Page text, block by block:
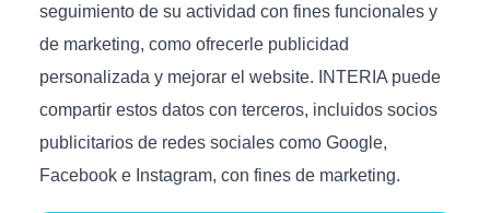
Productos
Sofás
seguimiento de su actividad con fines funcionales y
de marketing, como ofrecerle publicidad
personalizada y mejorar el website. INTERIA puede
compartir estos datos con terceros, incluidos socios
publicitarios de redes sociales como Google,
Facebook e Instagram, con fines de marketing.